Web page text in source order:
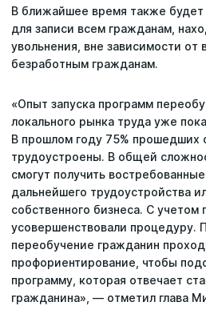
В ближайшее время также
для записи всем гражданам,
увольнения, вне зависимости от
безработным гражданам.
«Опыт запуска программ
локального рынка труда уже
В прошлом году 75% прошедших
трудоустроены. В общей
смогут получить
дальнейшего трудоустройства
собственного бизнеса. С
усовершенствовали процедуру.
переобучение гражданин
профориентирование, чтобы
программу, которая отвечает
гражданина», — отметил глава